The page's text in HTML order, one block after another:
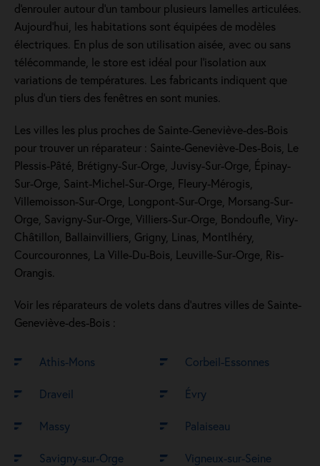
d'enrouler autour d'un tambour plusieurs lamelles articulées.
Aujourd'hui, les habitations sont équipées de modèles
électriques. En plus de son utilisation aisée, avec ou sans
télécommande, le store est idéal pour l'isolation aux
variations de températures. Les fabricants indiquent que
plus d'un tiers des fenêtres en sont munies.
Les villes les plus proches de Sainte-Geneviève-des-Bois
pour trouver un réparateur : Sainte-Geneviève-Des-Bois, Le
Plessis-Pâté, Brétigny-Sur-Orge, Juvisy-Sur-Orge, Épinay-
Sur-Orge, Saint-Michel-Sur-Orge, Fleury-Mérogis,
Villemoisson-Sur-Orge, Longpont-Sur-Orge, Morsang-Sur-
Orge, Savigny-Sur-Orge, Villiers-Sur-Orge, Bondoufle, Viry-
Châtillon, Ballainvilliers, Grigny, Linas, Montlhéry,
Courcouronnes, La Ville-Du-Bois, Leuville-Sur-Orge, Ris-
Orangis.
Voir les réparateurs de volets dans d’autres villes de Sainte-
Geneviève-des-Bois :
Athis-Mons Corbeil-Essonnes
Draveil Évry
Massy Palaiseau
Savigny-sur-Orge Vigneux-sur-Seine